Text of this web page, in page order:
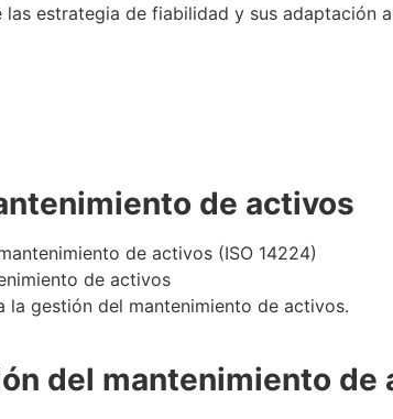
estrategia de fiabilidad y sus adaptación
de activos
de activos (ISO 14224)
de activos
la gestión del mantenimiento de activos.
del mantenimiento de